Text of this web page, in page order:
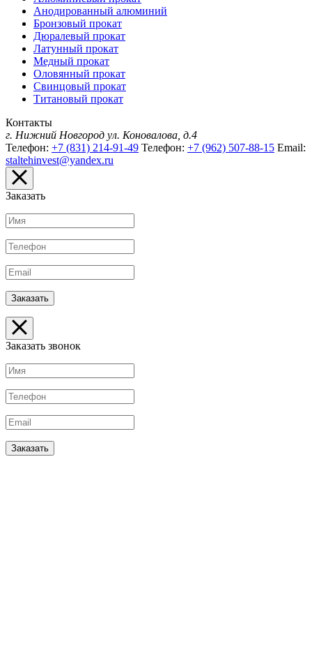
Анодированный алюминий
Бронзовый прокат
Дюралевый прокат
Латунный прокат
Медный прокат
Оловянный прокат
Свинцовый прокат
Титановый прокат
Контакты
г. Нижний Новгород ул. Коновалова, д.4
Телефон: +7 (831) 214-91-49 Телефон: +7 (962) 507-88-15 Email:
staltehinvest@yandex.ru
Заказать
Заказать звонок